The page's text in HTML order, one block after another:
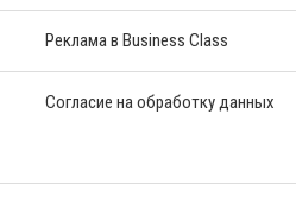
Реклама в Business Class
Согласие на обработку данных